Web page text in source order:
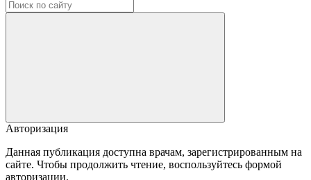
Авторизация
Данная публикация доступна врачам, зарегистрированным на
сайте. Чтобы продолжить чтение, воспользуйтесь формой
авторизации.